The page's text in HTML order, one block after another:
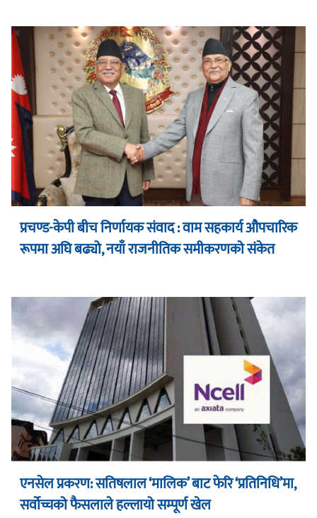
प्रचण्ड-केपी बीच निर्णायक संवाद : वाम सहकार्य औपचारिक
रूपमा अघि बढ्यो, नयाँ राजनीतिक समीकरणको संकेत
एनसेल प्रकरण: सतिषलाल ‘मालिक’ बाट फेरि ‘प्रतिनिधि’मा,
सर्वोच्चको फैसलाले हल्लायो सम्पूर्ण खेल